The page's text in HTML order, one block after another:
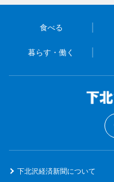
食べる
暮らす・働く
下北沢経済新聞について